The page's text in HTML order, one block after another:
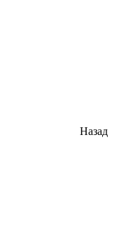
Назад